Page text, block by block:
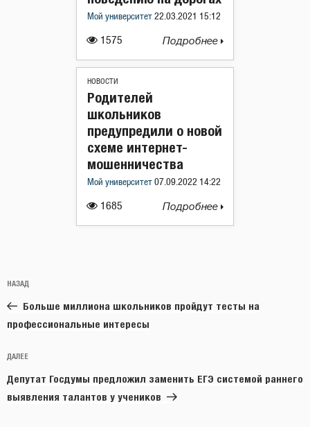
1575
Мой университет 22.03.2021 15:12
Подробнее
НОВОСТИ
1685
Родителей
школьников
предупредили о новой
схеме интернет-
мошенничества
Мой университет 07.09.2022 14:22
Подробнее
по
записям
Предыдущая
запись:
НАЗАД
Больше миллиона школьников пройдут тесты на
профессиональные интересы
Следующая
запись
ДАЛЕЕ
Депутат Госдумы предложил заменить ЕГЭ системой раннего
выявления талантов у учеников